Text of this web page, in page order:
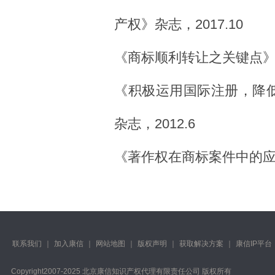
产权》杂志，2017.10
《商标顺利转让之关键点
《积极运用国际注册，
杂志，2012.6
《著作权在商标案件中的
联系我们 加入康信 网站地图 版权声明 获取解决方案 康信IP平台
Copyright️2007-2025 北京康信知识产权代理有限责任公司 版权所有